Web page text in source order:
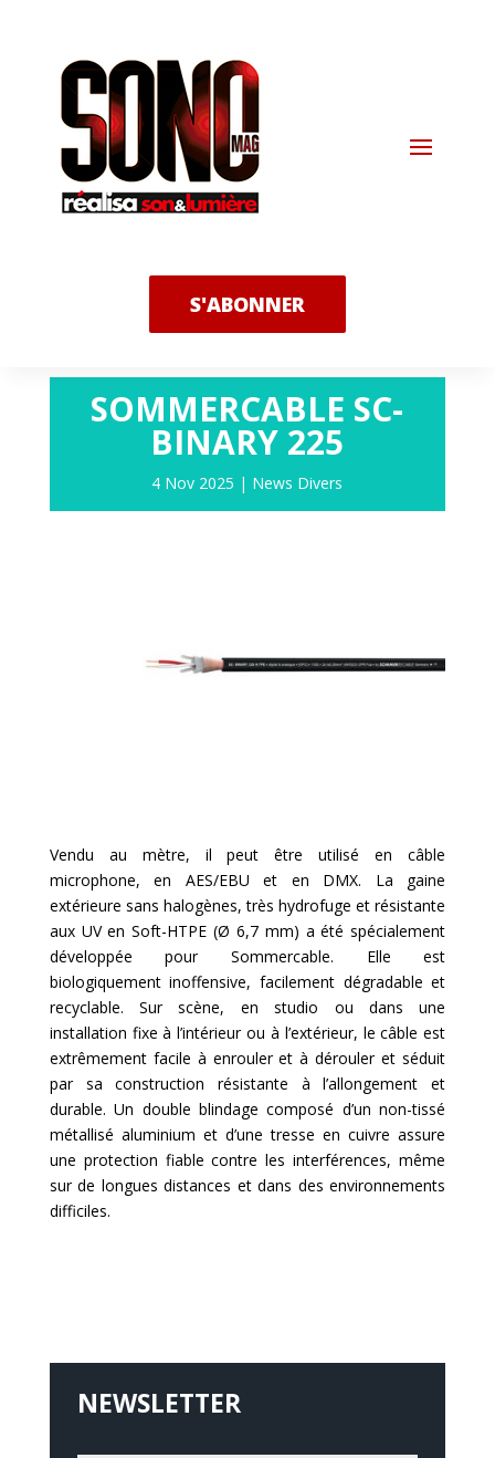
S'ABONNER
SOMMERCABLE SC-
BINARY 225
4 Nov 2025 | News Divers
Vendu au mètre, il peut être utilisé en câble
microphone, en AES/EBU et en DMX. La gaine
extérieure sans halogènes, très hydrofuge et résistante
aux UV en Soft-HTPE (Ø 6,7 mm) a été spécialement
développée pour Sommercable. Elle est
biologiquement inoffensive, facilement dégradable et
recyclable. Sur scène, en studio ou dans une
installation fixe à l’intérieur ou à l’extérieur, le câble est
extrêmement facile à enrouler et à dérouler et séduit
par sa construction résistante à l’allongement et
durable. Un double blindage composé d’un non-tissé
métallisé aluminium et d’une tresse en cuivre assure
une protection fiable contre les interférences, même
sur de longues distances et dans des environnements
difficiles.
NEWSLETTER